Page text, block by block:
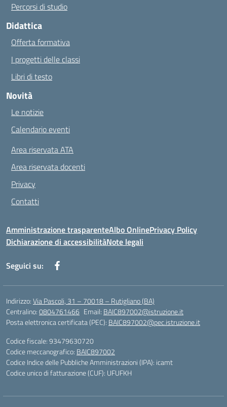
Percorsi di studio
Didattica
Offerta formativa
I progetti delle classi
Libri di testo
Novità
Le notizie
Calendario eventi
Area riservata ATA
Area riservata docenti
Privacy
Contatti
Amministrazione trasparenteAlbo OnlinePrivacy Policy
Dichiarazione di accessibilitàNote legali
Seguici su:
Indirizzo:Via Pascoli, 31 – 70018 – Rutigliano (BA)
Centralino:0804761466 Email: BAIC897002@istruzione.it
Posta elettronica certificata (PEC): BAIC897002@pec.istruzione.it
Codice fiscale: 93479630720
Codice meccanografico: BAIC897002
Codice Indice delle Pubbliche Amministrazioni (IPA): icamt
Codice unico di fatturazione (CUF): UFUFKH